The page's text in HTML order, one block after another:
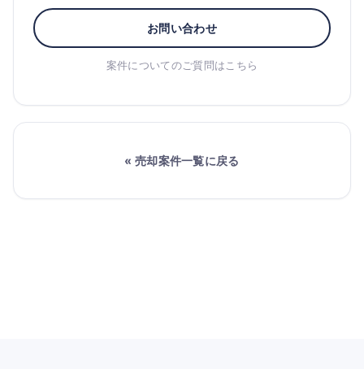
お問い合わせ
案件についてのご質問はこちら
« 売却案件一覧に戻る